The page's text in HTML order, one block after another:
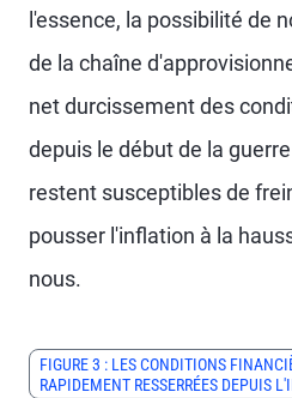
l'essence, la possibilité de
de la chaîne
net durcissement des
depuis le début de la
restent susceptibles de
pousser l'inflation à la
nous.
FIGURE 3 : LES CONDITIONS
RAPIDEMENT RESSERRÉES DEPUIS